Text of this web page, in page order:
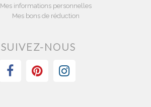
Mes informations personnelles
Mes bons de réduction
SUIVEZ-NOUS